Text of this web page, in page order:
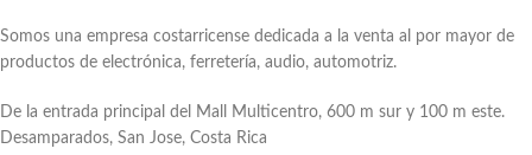
Somos una empresa costarricense dedicada a la venta al por mayor de
productos de electrónica, ferretería, audio, automotriz.
De la entrada principal del Mall Multicentro, 600 m sur y 100 m este.
Desamparados, San Jose, Costa Rica